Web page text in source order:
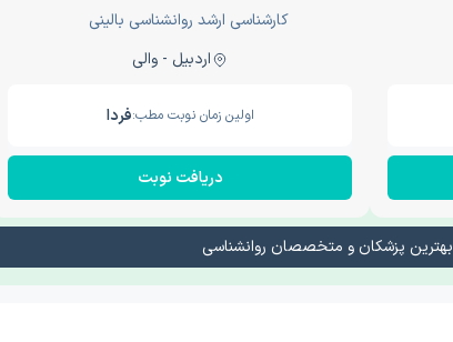
کارشناسی ارشد روانشناسی بالینی
اردبیل - والی
اولین زمان نوبت مطب:فردا
دریافت نوبت
بهترین پزشکان و متخصصان روانشناسی